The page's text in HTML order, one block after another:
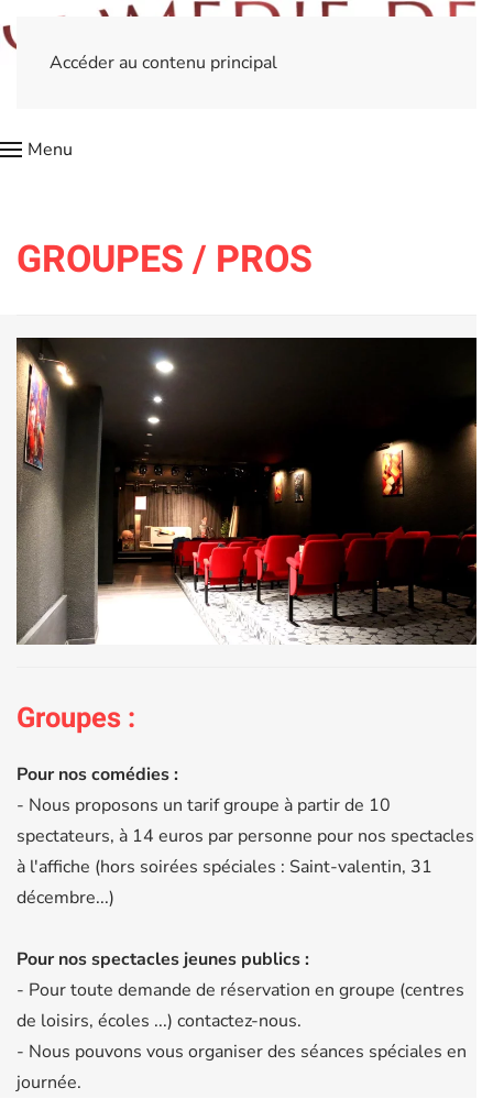
Accéder au contenu principal
Menu
GROUPES / PROS
Groupes :
Pour nos comédies :
- Nous proposons un tarif groupe à partir de 10
spectateurs, à 14 euros par personne pour nos spectacles
à l'affiche (hors soirées spéciales : Saint-valentin, 31
décembre...)
Pour nos spectacles jeunes publics :
- Pour toute demande de réservation en groupe (centres
de loisirs, écoles ...) contactez-nous.
- Nous pouvons vous organiser des séances spéciales en
journée.